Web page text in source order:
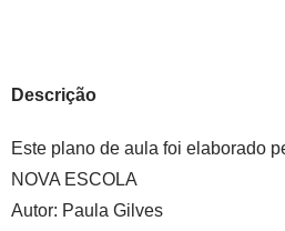
Descrição
Este plano de aula foi elaborado
NOVA ESCOLA
Autor: Paula Gilves